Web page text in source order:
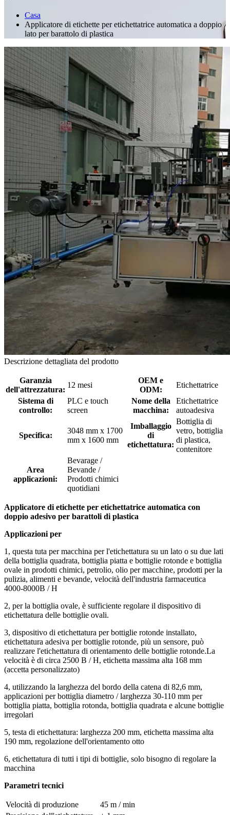
Casa
Applicatore di etichette per etichettatrice automatica a doppio
lato per barattolo di plastica
Descrizione dettagliata del prodotto
Garanzia
dell'attrezzatura:
12 mesi
OEM e
ODM:
Etichettatrice
Sistema di
controllo:
PLC e touch
screen
Nome della
macchina:
Etichettatrice
autoadesiva
Specifica:
3048 mm x 1700
mm x 1600 mm
Imballaggio
di
etichettatura:
Bottiglia di
vetro, bottiglia
di plastica,
contenitore
Area
applicazioni:
Bevarage /
Bevande /
Prodotti chimici
quotidiani
Applicatore di etichette per etichettatrice automatica con
doppio adesivo per barattoli di plastica
Applicazioni per
1, questa tuta per macchina per l'etichettatura su un lato o su due lati
della bottiglia quadrata, bottiglia piatta e bottiglie rotonde e bottiglia
ovale in prodotti chimici, petrolio, olio per macchine, prodotti per la
pulizia, alimenti e bevande, velocità dell'industria farmaceutica
4000-8000B / H
2, per la bottiglia ovale, è sufficiente regolare il dispositivo di
etichettatura delle bottiglie ovali.
3, dispositivo di etichettatura per bottiglie rotonde installato,
etichettatura adesiva per bottiglie rotonde, più un sensore, può
realizzare l'etichettatura di orientamento delle bottiglie rotonde.La
velocità è di circa 2500 B / H, etichetta massima alta 168 mm
(accetta personalizzato)
4, utilizzando la larghezza del bordo della catena di 82,6 mm,
applicazioni per bottiglia diametro / larghezza 30-110 mm per
bottiglia piatta, bottiglia rotonda, bottiglia quadrata e alcune bottiglie
irregolari
5, testa di etichettatura: larghezza 200 mm, etichetta massima alta
190 mm, regolazione dell'orientamento otto
6, etichettatura di tutti i tipi di bottiglie, solo bisogno di regolare la
macchina
Parametri tecnici
Velocità di produzione
45 m / min